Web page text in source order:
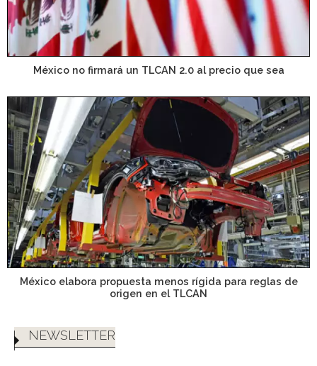
México no firmará un TLCAN 2.0 al precio que sea
México elabora propuesta menos rígida para reglas de
origen en el TLCAN
NEWSLETTER